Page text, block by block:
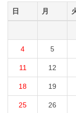
日 月
4 5
11 12
18 19
25 26